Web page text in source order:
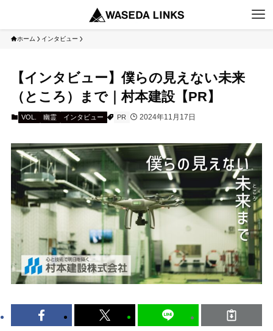
ホーム インタビュー
【インタビュー】僕らの見えない未来
（ところ）まで｜村本建設【PR】
VOL. 幽霊 インタビュー PR 2024年11月17日